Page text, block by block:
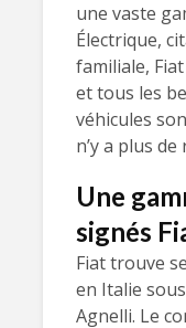
une vaste
Électrique,
familiale,
et tous les
véhicules
n’y a plus
Une
signés
Fiat trouve
en Italie
Agnelli. Le